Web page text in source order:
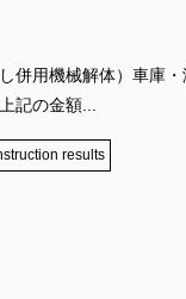
併用機械解体）車庫
記の金額...
results